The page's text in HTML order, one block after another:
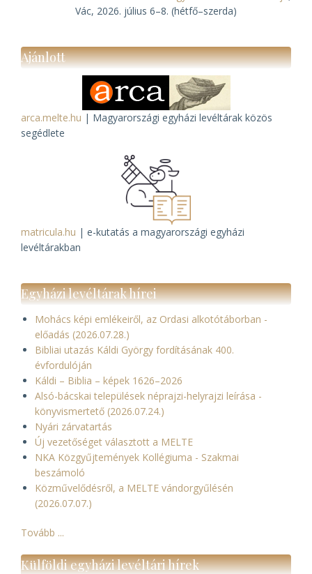
Vác, 2026. július 6–8. (hétfő–szerda)
Ajánlott
arca.melte.hu | Magyarországi egyházi levéltárak közös
segédlete
matricula.hu | e-kutatás a magyarországi egyházi
levéltárakban
Egyházi levéltárak hírei
Mohács képi emlékeiről, az Ordasi alkotótáborban -
előadás (2026.07.28.)
Bibliai utazás Káldi György fordításának 400.
évfordulóján
Káldi – Biblia – képek 1626–2026
Alsó-bácskai települések néprajzi-helyrajzi leírása -
könyvismertető (2026.07.24.)
Nyári zárvatartás
Új vezetőséget választott a MELTE
NKA Közgyűjtemények Kollégiuma - Szakmai
beszámoló
Közművelődésről, a MELTE vándorgyűlésén
(2026.07.07.)
Tovább ...
Külföldi egyházi levéltári hírek